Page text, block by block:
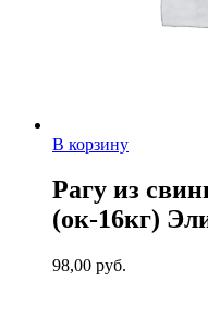
В корзину
Рагу из
(ок-16кг)
98,00 руб.